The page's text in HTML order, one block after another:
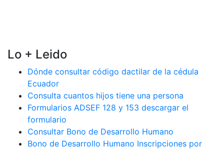
Lo + Leido
Dónde consultar código dactilar de la cédula
Ecuador
Consulta cuantos hijos tiene una persona
Formularios ADSEF 128 y 153 descargar el
formulario
Consultar Bono de Desarrollo Humano
Bono de Desarrollo Humano Inscripciones por